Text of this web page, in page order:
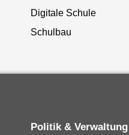
Digitale Schule
Schulbau
Politik & Verwaltung